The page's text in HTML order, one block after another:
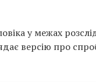
у межах
версію про